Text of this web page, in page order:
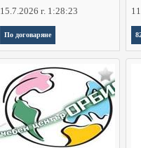
15.7.2026 г. 1:28:23
По договаряне